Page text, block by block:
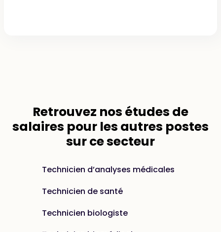
Retrouvez nos études de
salaires pour les autres postes
sur ce secteur
Technicien d’analyses médicales
Technicien de santé
Technicien biologiste